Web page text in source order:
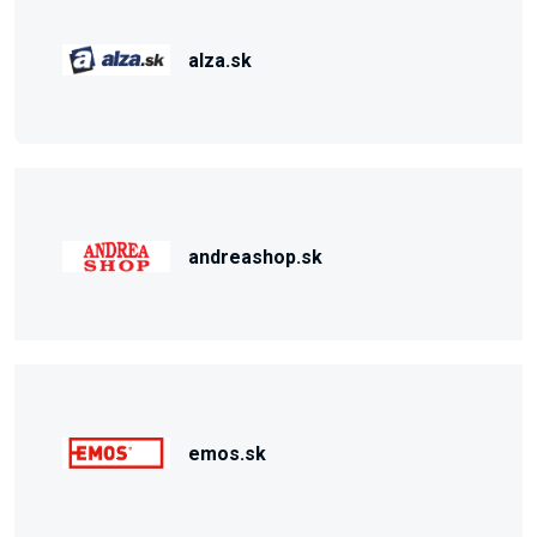
alza.sk
andreashop.sk
emos.sk